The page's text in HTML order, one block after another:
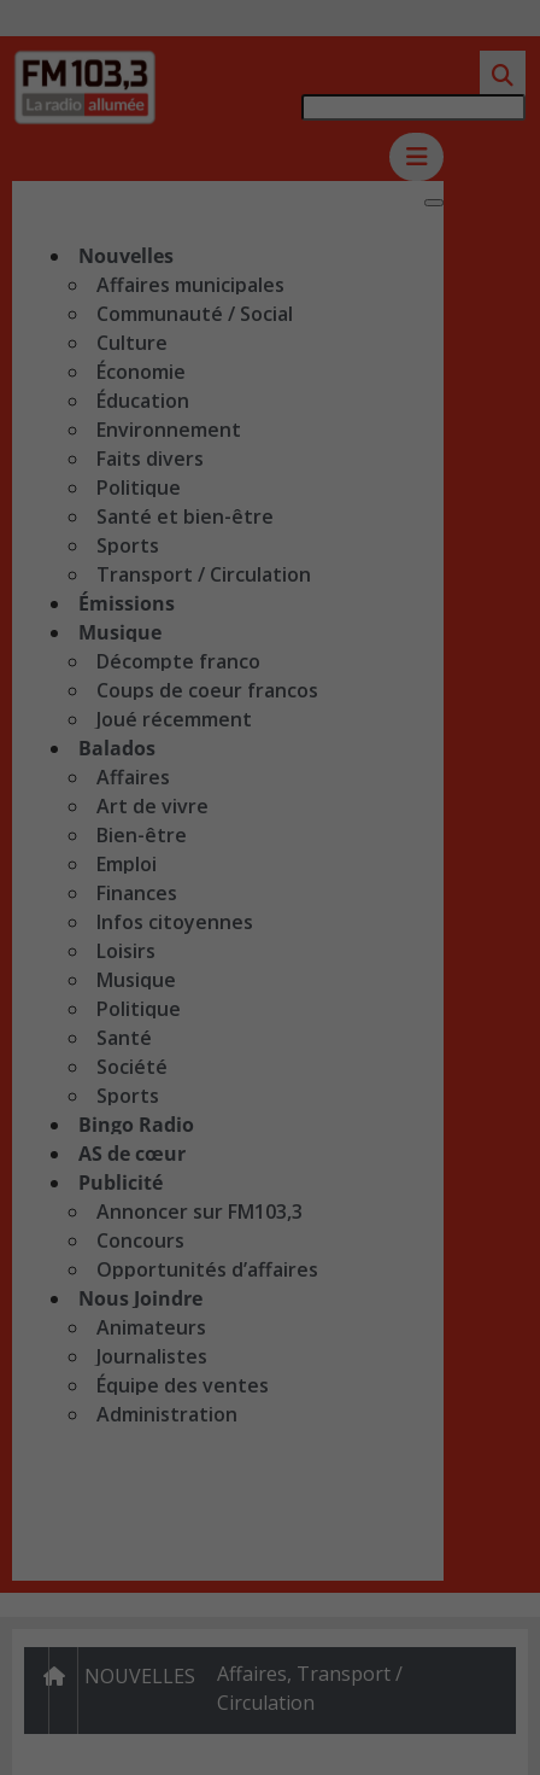
Nouvelles
Affaires municipales
Communauté / Social
Culture
Économie
Éducation
Environnement
Faits divers
Politique
Santé et bien-être
Sports
Transport / Circulation
Émissions
Musique
Décompte franco
Coups de coeur francos
Joué récemment
Balados
Affaires
Art de vivre
Bien-être
Emploi
Finances
Infos citoyennes
Loisirs
Musique
Politique
Santé
Société
Sports
Bingo Radio
AS de cœur
Publicité
Annoncer sur FM103,3
Concours
Opportunités d’affaires
Nous Joindre
Animateurs
Journalistes
Équipe des ventes
Administration
NOUVELLES Affaires, Transport /
Circulation